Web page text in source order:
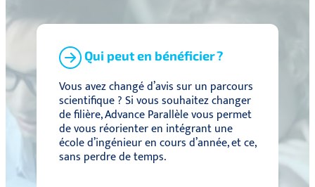
Qui peut en bénéficier ?
Vous avez changé d’avis sur un parcours
scientifique ? Si vous souhaitez changer
de filière, Advance Parallèle vous permet
de vous réorienter en intégrant une
école d’ingénieur en cours d’année, et ce,
sans perdre de temps.